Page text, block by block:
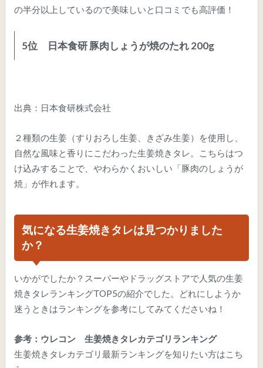
の半分以上しているので美味しいと口コミでも高評価！
5位 日本食研 豚肉しょうが焼のたれ 200g
出典：日本食研株式会社
２種類の生姜（すりおろし生姜、きざみ生姜）を使用し、
自然な風味と香りにこだわった生姜焼きタレ。こちらはつ
け込みすることで、やわらかくおいしい「豚肉のしょうが
焼」が作れます。
気になる生姜焼きタレは見つかりました
か？
いかがでしたか？スーパーやドラッグストアで人気の生姜
焼きタレランキングTOP5の紹介でした。どれにしようか
迷うときはランキングを参考にしてみてくださいね！
参考：ウレコン 生姜焼きタレカテゴリランキング
生姜焼きタレカテゴリ最新ランキングを知りたい方はこち